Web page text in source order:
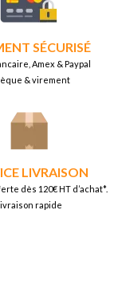
SÉCURISÉ
Amex & Paypal
& virement
LIVRAISON
dès 120€ HT d’achat*.
rapide